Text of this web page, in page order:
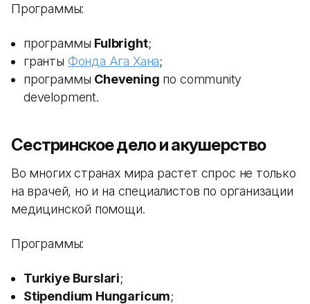
Программы:
программы Fulbright;
гранты Фонда Ага Хана;
программы Chevening по community
development.
Сестринское дело и акушерство
Во многих странах мира растет спрос не только
на врачей, но и на специалистов по организации
медицинской помощи.
Программы:
Turkiye Burslari;
Stipendium Hungaricum;